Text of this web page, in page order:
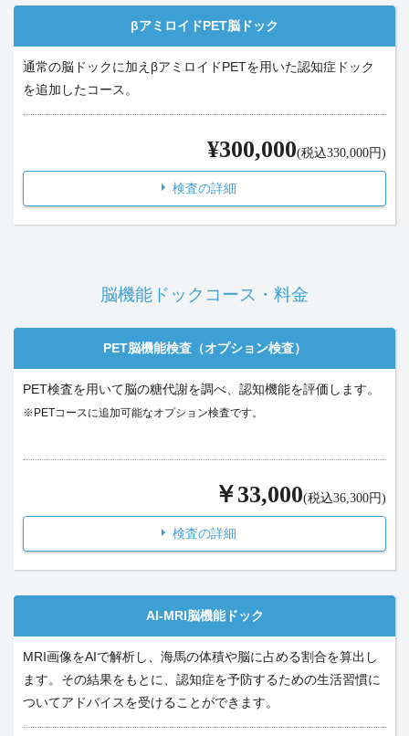
βアミロイドPET脳ドック
通常の脳ドックに加えβアミロイドPETを用いた認知症ドック
を追加したコース。
¥300,000(税込330,000円)
検査の詳細
脳機能ドックコース・料金
PET脳機能検査（オプション検査）
PET検査を用いて脳の糖代謝を調べ、認知機能を評価します。
※PETコースに追加可能なオプション検査です。
￥33,000(税込36,300円)
検査の詳細
AI-MRI脳機能ドック
MRI画像をAIで解析し、海馬の体積や脳に占める割合を算出し
ます。その結果をもとに、認知症を予防するための生活習慣に
ついてアドバイスを受けることができます。